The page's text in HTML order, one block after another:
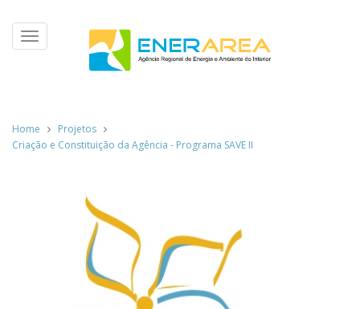
Toggle
navigation
Home
Projetos
Criação e Constituição da Agência - Programa SAVE II